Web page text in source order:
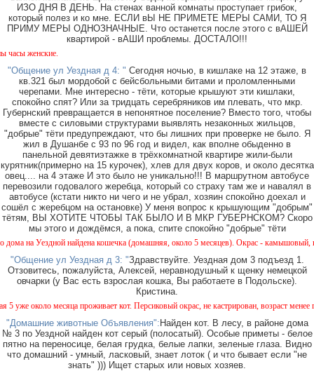
ИЗО ДНЯ В ДЕНЬ. На стенах ванной комнаты проступает грибок,
который полез и ко мне. ЕСЛИ вЫ НЕ ПРИМЕТЕ МЕРЫ САМИ, ТО Я
ПРИМУ МЕРЫ ОДНОЗНАЧНЫЕ. Что останется после этого с вАШЕЙ
квартирой - вАШИ проблемы. ДОСТАЛО!!!
женские.
"Общение ул Уездная д 4: " Сегодня ночью, в кишлаке на 12 этаже, в
кв.321 был мордобой с бейсбольными битами и проломленными
черепами. Мне интересно - тёти, которые крышуют эти кишлаки,
спокойно спят? Или за тридцать серебряников им плевать, что мкр.
Губернский превращается в непонятное поселение? Вместо того, чтобы
вместе с силовыми структурами выявлять незаконных жильцов,
"добрые" тёти предупреждают, что бы лишних при проверке не было. Я
жил в Душанбе с 93 по 96 год и видел, как вполне обыденно в
панельной девятиэтажке в трёхкомнатной квартире жили-были
курятник(примерно на 15 курочек), хлев для двух коров, и около десятка
овец.... на 4 этаже И это было не уникально!!! В маршрутном автобусе
перевозили годовалого жеребца, который со страху там же и навалял в
автобусе (кстати никто ни чего и не убрал, хозяин спокойно доехал и
сошёл с жеребцом на остановке) У меня вопрос к крышующим "добрым"
тётям, ВЫ ХОТИТЕ ЧТОБЫ ТАК БЫЛО И В МКР ГУБЕРНСКОМ? Скоро
мы этого и дождёмся, а пока, спите спокойно "добрые" тёти
Уездной найдена кошечка (домашняя, около 5 месяцев). Окрас - камышовый, на
"Общение ул Уездная д 3: "Здравствуйте. Уездная дом 3 подъезд 1.
Отзовитесь, пожалуйста, Алексей, неравнодушный к щенку немецкой
овчарки (у Вас есть взрослая кошка, Вы работаете в Подольске).
Кристина.
около месяца проживает кот. Персиковый окрас, не кастрирован, возраст менее
"Домашние животные Объявления":Найден кот. В лесу, в районе дома
№ 3 по Уездной найден кот серый (полосатый). Особые приметы - белое
пятно на переносице, белая грудка, белые лапки, зеленые глаза. Видно
что домашний - умный, ласковый, знает лоток ( и что бывает если "не
знать" ))) Ищет старых или новых хозяев.